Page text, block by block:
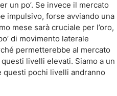
un po’. Se invece il mercato
impulsivo, forse avviando una
mese sarà cruciale per l’oro,
di movimento laterale
permetterebbe al mercato
livelli elevati. Siamo a un
pochi livelli andranno